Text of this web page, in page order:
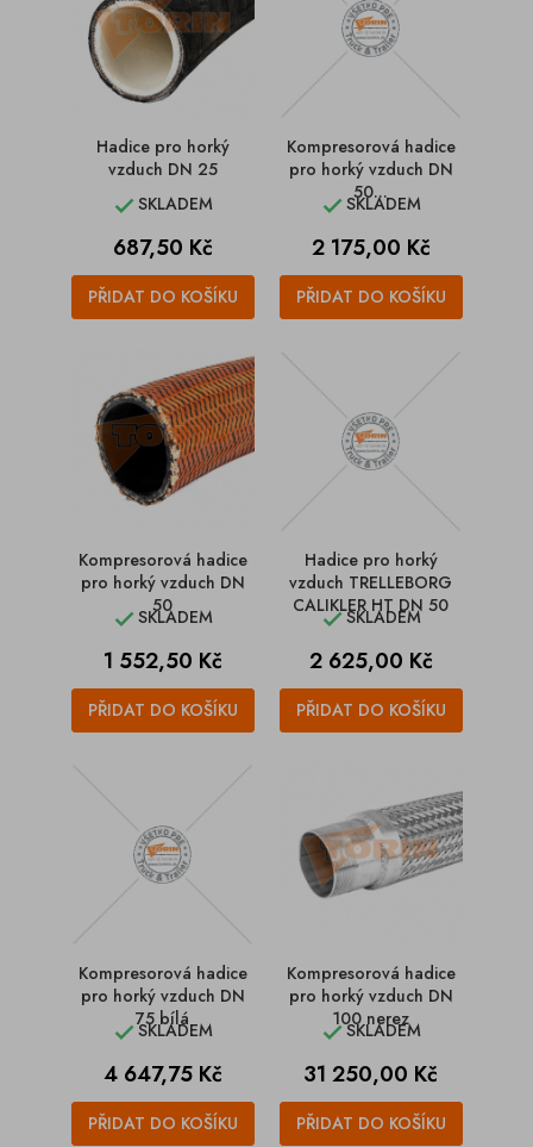
Hadice pro horký
vzduch DN 25
SKLADEM
Cena
687,50 Kč
PŘIDAT DO KOŠÍKU
Kompresorová hadice
pro horký vzduch DN
50...
SKLADEM
Cena
2 175,00 Kč
PŘIDAT DO KOŠÍKU
Kompresorová hadice
pro horký vzduch DN
50
SKLADEM
Cena
1 552,50 Kč
PŘIDAT DO KOŠÍKU
Hadice pro horký
vzduch TRELLEBORG
CALIKLER HT DN 50
SKLADEM
Cena
2 625,00 Kč
PŘIDAT DO KOŠÍKU
Kompresorová hadice
pro horký vzduch DN
75 bílá
SKLADEM
Cena
4 647,75 Kč
PŘIDAT DO KOŠÍKU
Kompresorová hadice
pro horký vzduch DN
100 nerez
SKLADEM
Cena
31 250,00 Kč
PŘIDAT DO KOŠÍKU